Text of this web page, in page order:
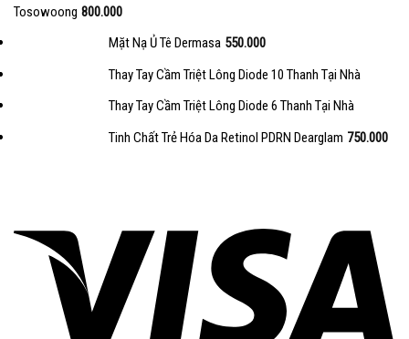
Tosowoong 800.000
Mặt Nạ Ủ Tê Dermasa 550.000
Thay Tay Cầm Triệt Lông Diode 10 Thanh Tại Nhà
Thay Tay Cầm Triệt Lông Diode 6 Thanh Tại Nhà
Tinh Chất Trẻ Hóa Da Retinol PDRN Dearglam 750.000